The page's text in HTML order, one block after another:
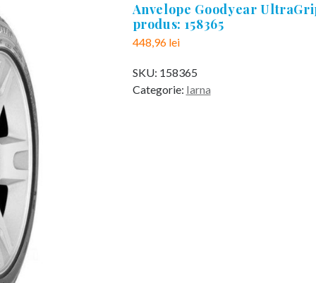
Anvelope Goodyear
produs: 158365
448,96 lei
SKU: 158365
Categorie: Iarna